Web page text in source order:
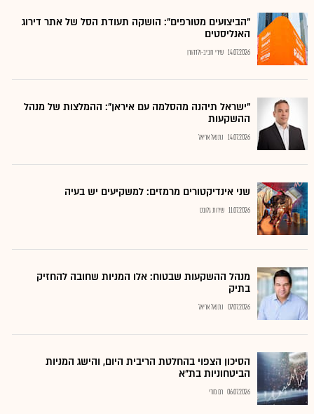
"הביצועים מטורפים": הושקה תעודת הסל של אתר דירוג
האנליסטים
14.07.2026 שירי חביב-ולדהורן
"ישראל תיהנה מהסלמה עם איראן": ההמלצות של מנהל
ההשקעות
14.07.2026 נתנאל אריאל
שני אינדיקטורים מרמזים: למשקיעים יש בעיה
11.07.2026 שירות גלובס
מנהל ההשקעות שבטוח: אלו המניות שחובה להחזיק
בתיק
07.07.2026 נתנאל אריאל
הסיכון הצפוי בהחלטת הריבית היום, והישג המניות
הביטחוניות בת"א
06.07.2026 רם מורי